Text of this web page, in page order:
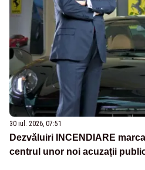
30 iul. 2026, 07:51
Dezvăluiri INCENDIARE
centrul unor noi acuzații